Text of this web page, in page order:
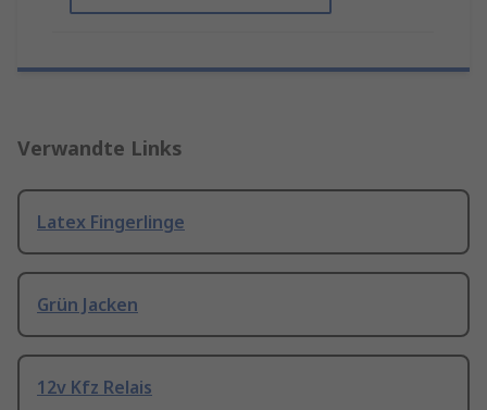
Verwandte Links
Latex Fingerlinge
Grün Jacken
12v Kfz Relais